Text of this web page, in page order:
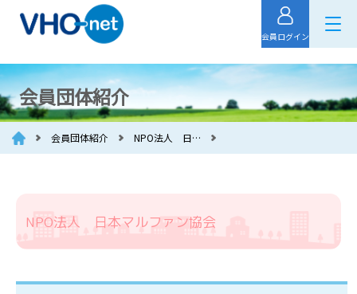
会員ログイン
会員団体紹介
会員団体紹介 NPO法人 日…
NPO法人 日本マルファン協会